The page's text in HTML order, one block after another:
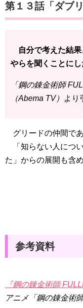
第１３話「ダブ
自分で考えた結果
やらを聞くことにし
「鋼の錬金術師
（Abema TV）
より
グリードの仲間で
「知らない人につ
た」からの展開も含
参考資料
『鋼の錬金術師
アニメ「鋼の錬金術